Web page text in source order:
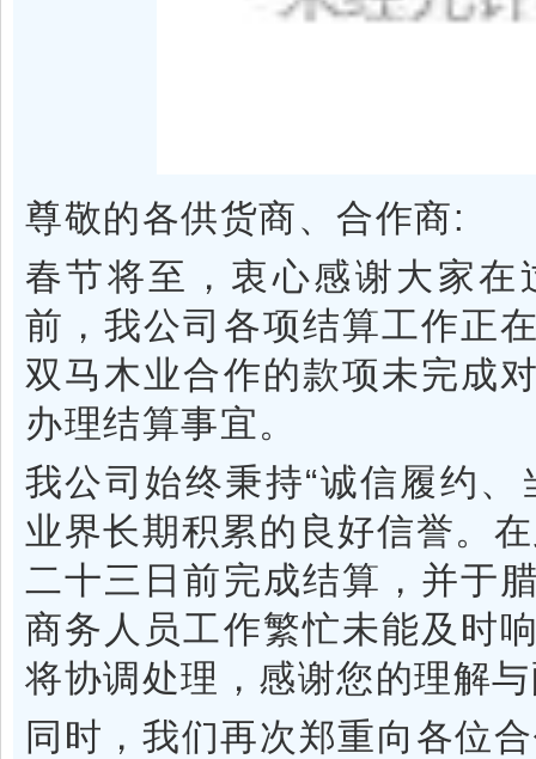
尊敬的各供货商、合作商:
春节将至，衷心感谢大家
前，我公司各项结算工作正
双马木业合作的款项未完成
办理结算事宜。
我公司始终秉持“诚信履约
业界长期积累的良好信誉。
二十三日前完成结算，并于
商务人员工作繁忙未能及时
将协调处理，感谢您的理解
同时，我们再次郑重向各位